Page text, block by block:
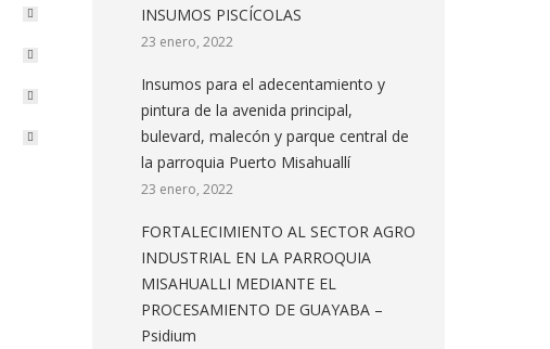
INSUMOS PISCÍCOLAS
23 enero, 2022
Insumos para el adecentamiento y
pintura de la avenida principal,
bulevard, malecón y parque central de
la parroquia Puerto Misahuallí
23 enero, 2022
FORTALECIMIENTO AL SECTOR AGRO
INDUSTRIAL EN LA PARROQUIA
MISAHUALLI MEDIANTE EL
PROCESAMIENTO DE GUAYABA –
Psidium